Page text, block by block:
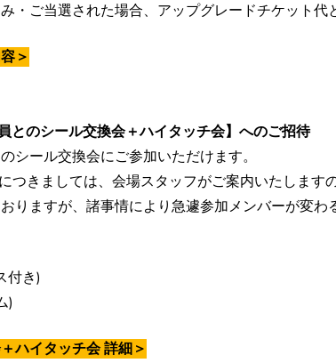
・ご当選された場合、アップグレードチケット代
＞
とのシール交換会＋ハイタッチ会】へのご招待
ール交換会にご参加いただけます。
きましては、会場スタッフがご案内いたします
りますが、諸事情により急遽参加メンバーが変わ
付き)
)
ハイタッチ会 詳細＞